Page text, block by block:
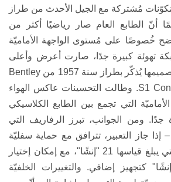
مُشتركة مع الجيل الأحدث من طراز
أنّ الطابع العام صار رياضيًا أكثر من
خُصوصًا على مُستوى الواجهة الأماميّة
تهوئة كبيرة جدًا، صارت أعرض وأعلى
يُذكّر بطراز سنة 1957 من
Bentley
S1. وطالت التحسينات عاكس الهواء
التي تجمع بين الطابع الكلاسيكي
جدًا . ومن الجوانب، تبرز الرفاريف التي
جاز التعبير، تترافق مع حماية سفليّة
بين الإطارات التي يبلغ قياسها 21 "إنشًا"، مع إمكان إختيار
قياس 22 "إنشًا" كتجهيز إضافي. والتغييرات الخلفيّة